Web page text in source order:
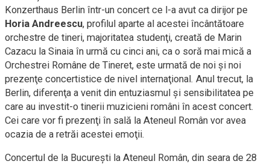
Konzerthaus Berlin într-un concert ce l-a avut ca dirijor pe
Horia Andreescu, profilul aparte al acestei încântătoare
orchestre de tineri, majoritatea studenţi, creată de Marin
Cazacu la Sinaia în urmă cu cinci ani, ca o soră mai mică a
Orchestrei Române de Tineret, este urmată de noi şi noi
prezenţe concertistice de nivel internaţional. Anul trecut, la
Berlin, diferenţa a venit din entuziasmul şi sensibilitatea pe
care au investit-o tinerii muzicieni români în acest concert.
Cei care vor fi prezenţi în sală la Ateneul Român vor avea
ocazia de a retrăi acestei emoţii.
Concertul de la Bucureşti la Ateneul Român, din seara de 28